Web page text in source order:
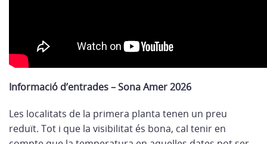
Informació d’entrades – Sona Amer 2026
Les localitats de la primera planta tenen un preu
reduït. Tot i que la visibilitat és bona, cal tenir en